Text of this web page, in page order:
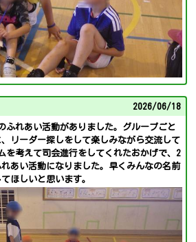
2026/06/18
れあい活動がありました。グループごと
リーダー探しをして楽しみながら交流して
を考えて司会進行をしてくれたおかげで、2
あい活動になりました。早くみんなの名前
ほしいと思います。